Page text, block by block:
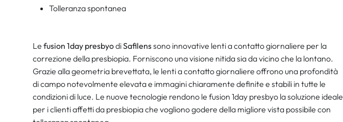
Tolleranza spontanea
Le fusion 1day presbyodiSafilenssono innovative lenti a contatto giornaliere per la
correzione della presbiopia. Forniscono una visione nitida sia da vicino che la lontano.
Grazie alla geometria brevettata, le lenti a contatto giornaliere offrono una profondità
di campo notevolmente elevata e immagini chiaramente definite e stabili in tutte le
condizioni di luce. Le nuove tecnologie rendono le fusion 1day presbyo la soluzione ideale
per i clienti affetti da presbiopia che vogliono godere della migliore vista possibile con